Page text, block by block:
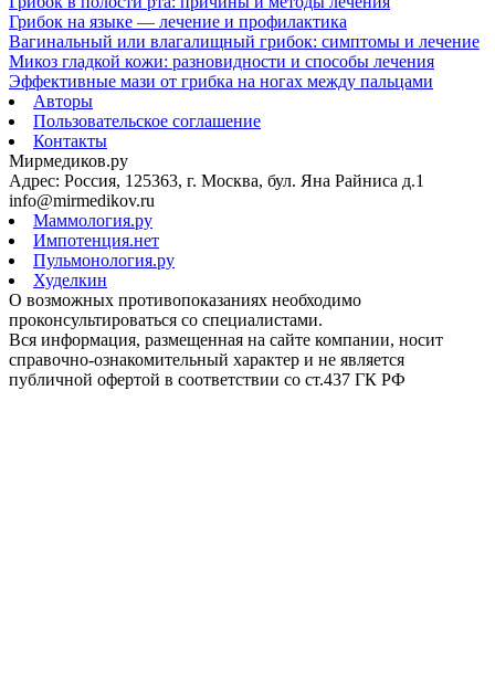
Грибок на языке — лечение и профилактика
Вагинальный или влагалищный грибок: симптомы и лечение
Микоз гладкой кожи: разновидности и способы лечения
Эффективные мази от грибка на ногах между пальцами
Авторы
Пользовательское соглашение
Контакты
Мирмедиков.ру
Адрес: Россия, 125363, г. Москва, бул. Яна Райниса д.1
info@mirmedikov.ru
Маммология.ру
Импотенция.нет
Пульмонология.ру
Худелкин
О возможных противопоказаниях необходимо
проконсультироваться со специалистами.
Вся информация, размещенная на сайте компании, носит
справочно-ознакомительный характер и не является
публичной офертой в соответствии со ст.437 ГК РФ